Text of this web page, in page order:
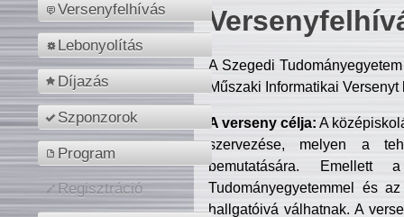
Versenyfelhívás
Lebonyolítás
Díjazás
Szponzorok
Program
Regisztráció
A Szegedi
Műszaki Informatikai
A verseny célja: A
szervezése, melyen a
bemutatására. Emellett
Tudományegyetemmel és
hallgatóivá válhatnak. A